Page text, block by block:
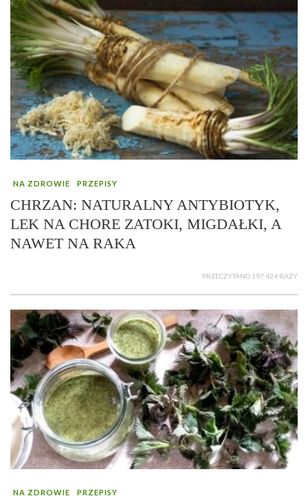
NA ZDROWIE PRZEPISY
CHRZAN: NATURALNY ANTYBIOTYK,
LEK NA CHORE ZATOKI, MIGDAŁKI, A
NAWET NA RAKA
PRZECZYTANO 197 424 RAZY
NA ZDROWIE PRZEPISY